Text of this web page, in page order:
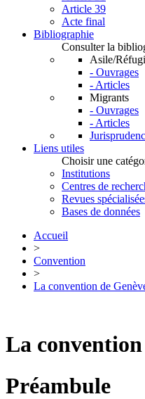
Article 39
Acte final
Bibliographie
Consulter la
Asile/
- Ouvrages
- Articles
Migrants
- Ouvrages
- Articles
Liens utiles
Choisir une
Institutions
Centres de
Revues
Bases de données
Accueil
>
Convention
>
La convention de
La convention
Préambule